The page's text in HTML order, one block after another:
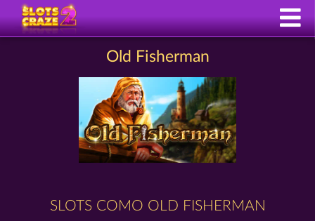
Old Fisherman
SLOTS COMO OLD FISHERMAN